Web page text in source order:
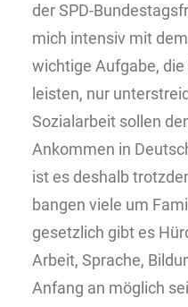
der SPD-
mich intensiv mit
wichtige Aufgabe,
leisten, nur
Sozialarbeit sollen
Ankommen in
ist es deshalb
bangen viele um
gesetzlich gibt es
Arbeit, Sprache,
Anfang an möglich